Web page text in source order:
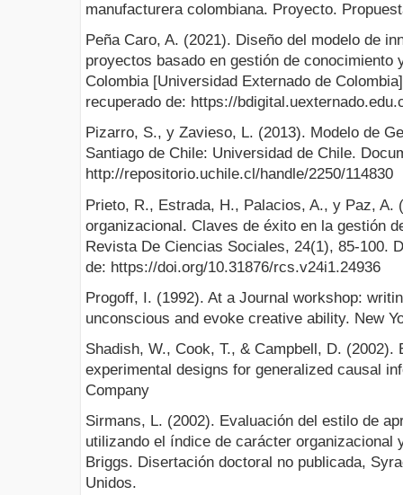
manufacturera colombiana. Proyecto.
Peña Caro, A. (2021). Diseño del modelo de
proyectos basado en gestión de conocimiento
Colombia [Universidad Externado de
recuperado de: https://
Pizarro, S., y Zavieso, L. (2013). Modelo de
Santiago de Chile: Universidad de Chile.
http://repositorio.uchile.cl/handle/2250/114830
Prieto, R., Estrada, H., Palacios, A., y Paz, A.
organizacional. Claves de éxito en la gestión
Revista De Ciencias Sociales, 24(1), 85-100.
de: https://doi.org/10.31876/rcs.v24i1.24936
Progoff, I. (1992). At a Journal workshop:
unconscious and evoke creative ability. New
Shadish, W., Cook, T., & Campbell, D. (2002).
experimental designs for generalized causal
Company
Sirmans, L. (2002). Evaluación del estilo de
utilizando el índice de carácter organizacional
Briggs. Disertación doctoral no publicada,
Unidos.